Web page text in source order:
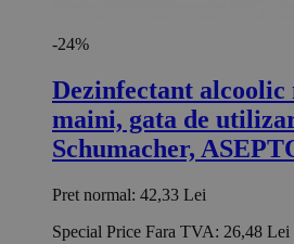
-24%
Dezinfectant
maini, gata de
Schumacher,
Pret normal: 42,33 Lei
Special Price Fara TVA: 26,48 Lei